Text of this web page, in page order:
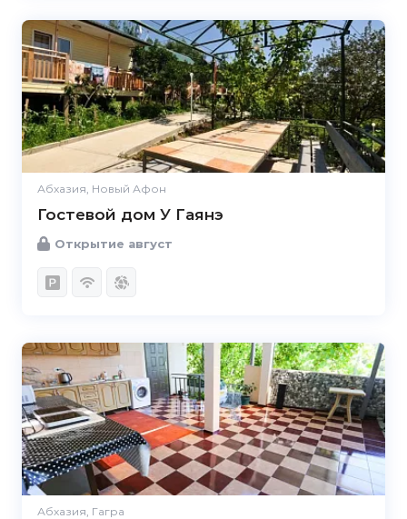
Абхазия, Новый Афон
Гостевой дом У Гаянэ
Открытие август
Абхазия, Гагра
5.0